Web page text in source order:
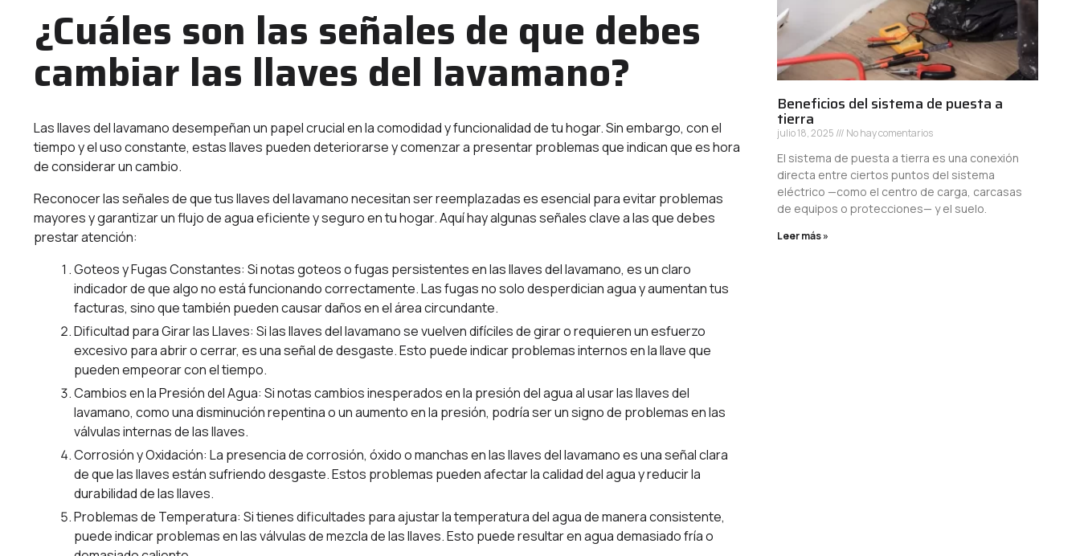
¿Cuáles son las señales de que debes
cambiar las llaves del lavamano?
Las llaves del lavamano desempeñan un papel crucial en la comodidad y funcionalidad de tu hogar. Sin embargo, con el
tiempo y el uso constante, estas llaves pueden deteriorarse y comenzar a presentar problemas que indican que es hora
de considerar un cambio.
Reconocer las señales de que tus llaves del lavamano necesitan ser reemplazadas es esencial para evitar problemas
mayores y garantizar un flujo de agua eficiente y seguro en tu hogar. Aquí hay algunas señales clave a las que debes
prestar atención:
Goteos y Fugas Constantes: Si notas goteos o fugas persistentes en las llaves del lavamano, es un claro
indicador de que algo no está funcionando correctamente. Las fugas no solo desperdician agua y aumentan tus
facturas, sino que también pueden causar daños en el área circundante.
Dificultad para Girar las Llaves: Si las llaves del lavamano se vuelven difíciles de girar o requieren un esfuerzo
excesivo para abrir o cerrar, es una señal de desgaste. Esto puede indicar problemas internos en la llave que
pueden empeorar con el tiempo.
Cambios en la Presión del Agua: Si notas cambios inesperados en la presión del agua al usar las llaves del
lavamano, como una disminución repentina o un aumento en la presión, podría ser un signo de problemas en las
válvulas internas de las llaves.
Corrosión y Oxidación: La presencia de corrosión, óxido o manchas en las llaves del lavamano es una señal clara
de que las llaves están sufriendo desgaste. Estos problemas pueden afectar la calidad del agua y reducir la
durabilidad de las llaves.
Problemas de Temperatura: Si tienes dificultades para ajustar la temperatura del agua de manera consistente,
puede indicar problemas en las válvulas de mezcla de las llaves. Esto puede resultar en agua demasiado fría o
Beneficios del sistema de puesta a
tierra
julio 18, 2025 No hay comentarios
El sistema de puesta a tierra es una conexión
directa entre ciertos puntos del sistema
eléctrico —como el centro de carga, carcasas
de equipos o protecciones— y el suelo.
Leer más »